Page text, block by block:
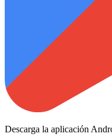
Descarga la aplicación